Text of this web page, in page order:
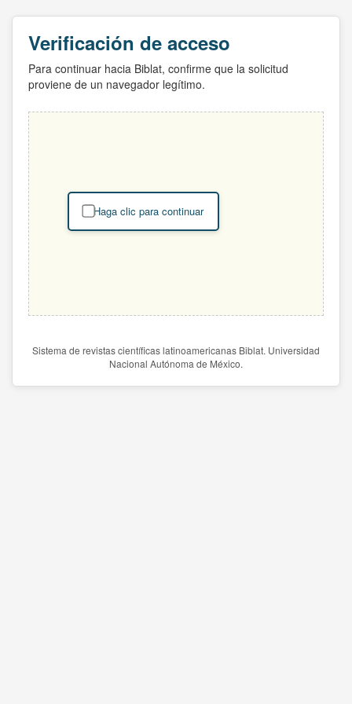
Verificación de acceso
Para continuar hacia Biblat, confirme que la solicitud
proviene de un navegador legítimo.
Haga clic para continuar
Sistema de revistas científicas latinoamericanas Biblat. Universidad
Nacional Autónoma de México.